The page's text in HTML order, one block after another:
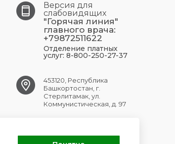
Версия для
слабовидящих
"Горячая линия"
главного врача:
+79872511622
Отделение платных
услуг: 8-800-250-27-37
453120, Республика
Башкортостан, г.
Стерлитамак, ул.
Коммунистическая, д. 97